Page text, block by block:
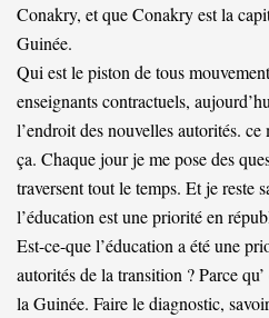
Conakry, et que Conakry est la
Guinée.
Qui est le piston de tous
enseignants contractuels,
l’endroit des nouvelles autorités. ce
ça. Chaque jour je me pose des
traversent tout le temps. Et je reste
l’éducation est une priorité en
Est-ce-que l’éducation a été une
autorités de la transition ? Parce
la Guinée. Faire le diagnostic,